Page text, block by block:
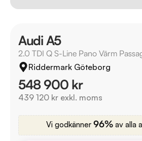
Audi A5
2.0 TDI Q S-Line Pano Värm
Riddermark Göteborg
548 900 kr
439 120 kr exkl. moms
Vi godkänner 96% av alla